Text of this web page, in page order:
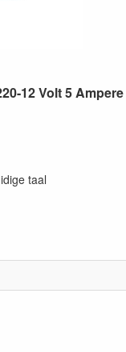
12 Volt 5 Ampere
taal